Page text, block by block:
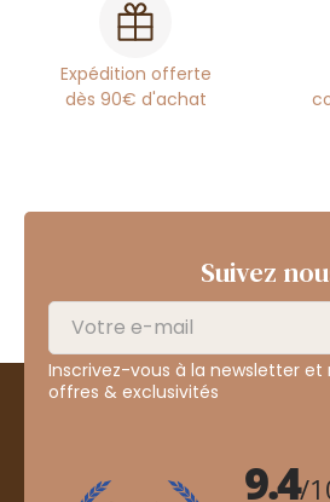
Expédition offerte
dès 90€ d'achat
Suivez
Inscrivez-vous à la newsletter et
offres & exclusivités